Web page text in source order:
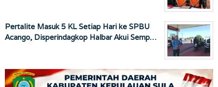
Pertalite Masuk 5 KL Setiap Hari ke SPBU
Acango, Disperindagkop Halbar Akui Semp…